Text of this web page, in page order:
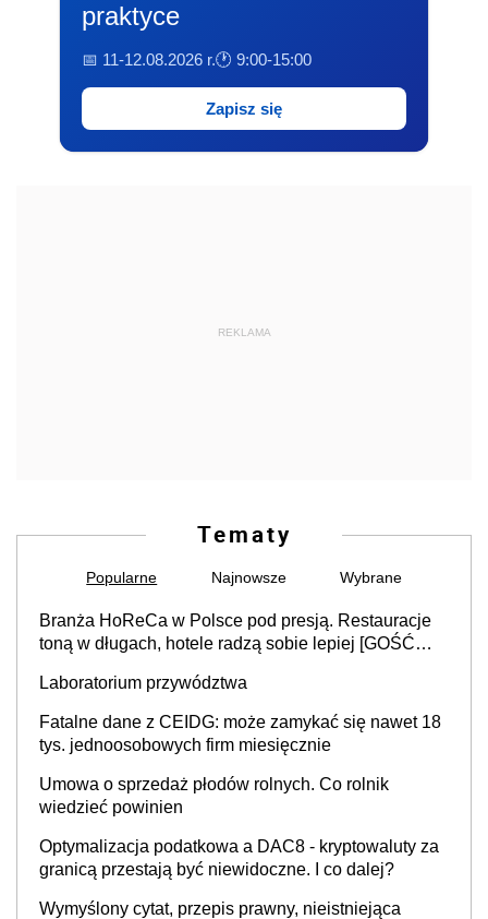
praktyce
📅 11-12.08.2026 r.🕐 9:00-15:00
Zapisz się
REKLAMA
Tematy
Popularne Najnowsze Wybrane
Branża HoReCa w Polsce pod presją. Restauracje
toną w długach, hotele radzą sobie lepiej [GOŚĆ
Laboratorium przywództwa
Fatalne dane z CEIDG: może zamykać się nawet 18
tys. jednoosobowych firm miesięcznie
Umowa o sprzedaż płodów rolnych. Co rolnik
wiedzieć powinien
Optymalizacja podatkowa a DAC8 - kryptowaluty za
granicą przestają być niewidoczne. I co dalej?
Wymyślony cytat, przepis prawny, nieistniejąca